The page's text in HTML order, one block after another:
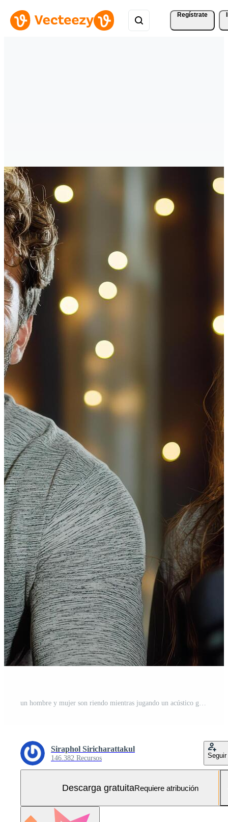
Regístrate
un hombre y mujer son riendo mientras jugando un acústico guitarra Foto Gratis
Siraphol Siricharattakul
146.382 Recursos Seguir
Descarga gratuitaRequiere atribución